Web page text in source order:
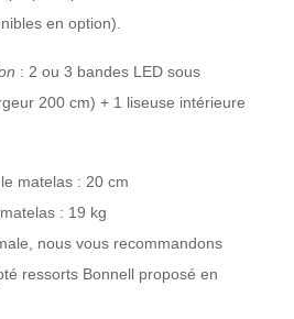
en option).
: 2 ou 3 bandes LED sous
200 cm) + 1 liseuse intérieure
matelas : 20 cm
: 19 kg
nous vous recommandons
ressorts Bonnell proposé en